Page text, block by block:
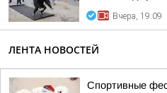
Вчера, 19:09
ЛЕНТА НОВОСТЕЙ
Спортивные